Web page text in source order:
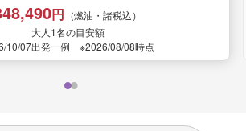
円 （燃油・諸税込）
大人1名の目安額
10/07出発一例 ※2026/08/08時点